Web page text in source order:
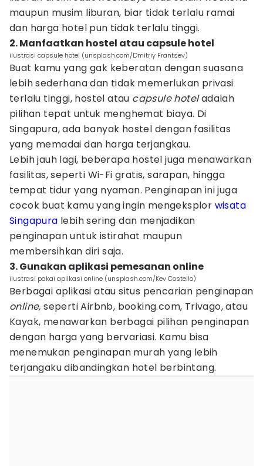
maupun musim liburan, biar tidak terlalu ramai
dan harga hotel pun tidak terlalu tinggi.
2. Manfaatkan hostel atau capsule hotel
ilustrasi capsule hotel (unsplash.com/Dmitriy Frantsev)
Buat kamu yang gak keberatan dengan suasana
lebih sederhana dan tidak memerlukan privasi
terlalu tinggi, hostel atau capsule hoteladalah
pilihan tepat untuk menghemat biaya. Di
Singapura, ada banyak hostel dengan fasilitas
yang memadai dan harga terjangkau.
Lebih jauh lagi, beberapa hostel juga menawarkan
fasilitas, seperti Wi-Fi gratis, sarapan, hingga
tempat tidur yang nyaman. Penginapan ini juga
cocok buat kamu yang ingin mengeksplor wisata
Singapura lebih sering dan menjadikan
penginapan untuk istirahat maupun
membersihkan diri saja.
3. Gunakan aplikasi pemesanan online
ilustrasi pakai aplikasi online (unsplash.com/Kev Costello)
Berbagai aplikasi atau situs pencarian penginapan
online,seperti Airbnb, booking.com, Trivago, atau
Kayak, menawarkan berbagai pilihan penginapan
dengan harga yang bervariasi. Kamu bisa
menemukan penginapan murah yang lebih
terjangaku dibandingkan hotel berbintang.